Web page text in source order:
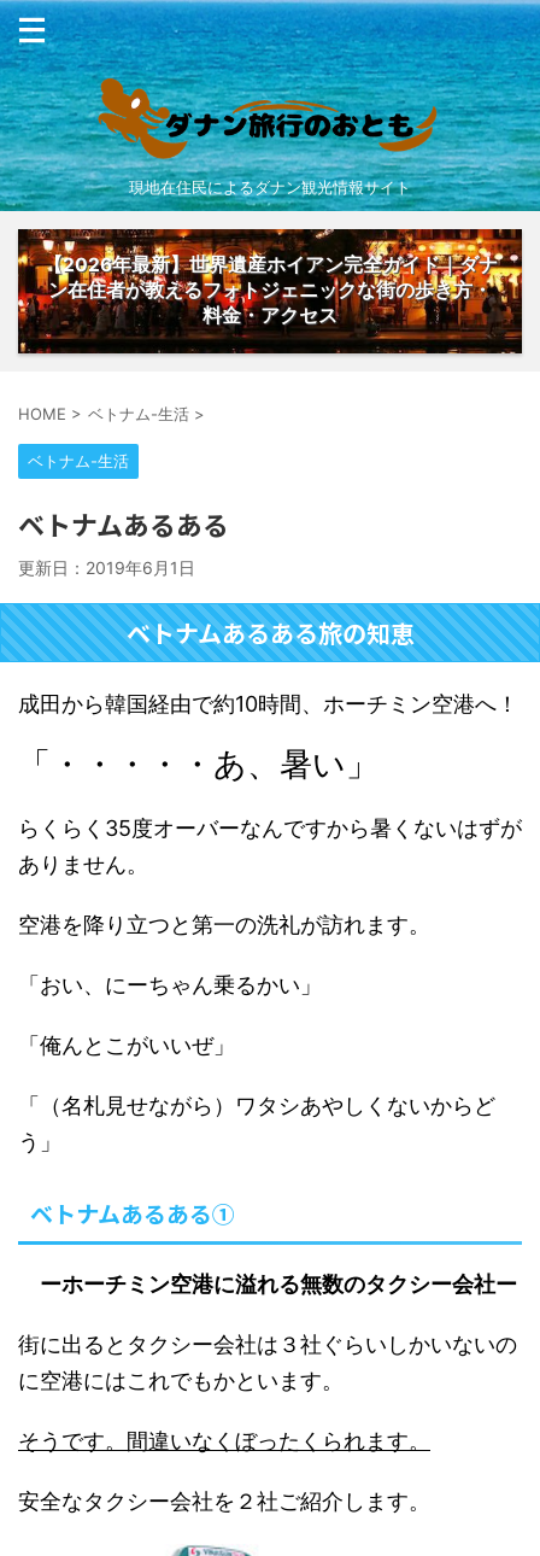
現地在住民によるダナン観光情報サイト
【2026年最新】世界遺産ホイアン完全ガイド｜ダナ
ン在住者が教えるフォトジェニックな街の歩き方・
料金・アクセス
HOME > ベトナム-生活 >
ベトナム-生活
ベトナムあるある
更新日： 2019年6月1日
ベトナムあるある旅の知恵
成田から韓国経由で約10時間、ホーチミン空港へ！
「・・・・・あ、暑い」
らくらく35度オーバーなんですから暑くないはずが
ありません。
空港を降り立つと第一の洗礼が訪れます。
「おい、にーちゃん乗るかい」
「俺んとこがいいぜ」
「（名札見せながら）ワタシあやしくないからど
う」
ベトナムあるある①
ーホーチミン空港に溢れる無数のタクシー会社ー
街に出るとタクシー会社は３社ぐらいしかいないの
に空港にはこれでもかといます。
そうです。間違いなくぼったくられます。
安全なタクシー会社を２社ご紹介します。